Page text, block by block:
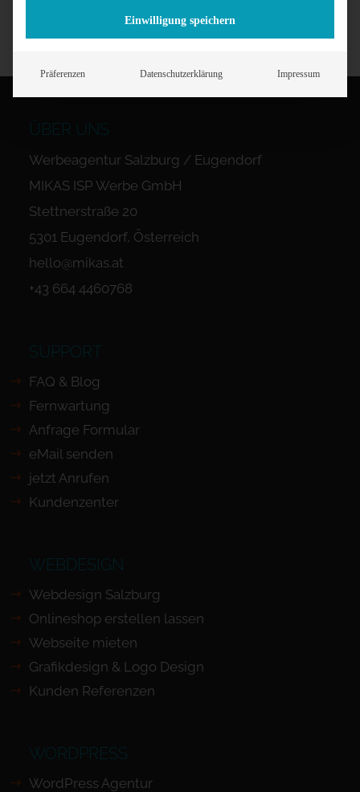
ÜBER UNS
Werbeagentur Salzburg / Eugendorf
MIKAS ISP Werbe GmbH
Stettnerstraße 20
5301 Eugendorf, Österreich
hello@mikas.at
+43 664 4460768
SUPPORT
FAQ & Blog
Fernwartung
Anfrage Formular
eMail senden
jetzt Anrufen
Kundenzenter
WEBDESIGN
Webdesign Salzburg
Onlineshop erstellen lassen
Webseite mieten
Grafikdesign & Logo Design
Kunden Referenzen
WORDPRESS
WordPress Agentur
Einwilligung speichern
Präferenzen Datenschutzerklärung Impressum